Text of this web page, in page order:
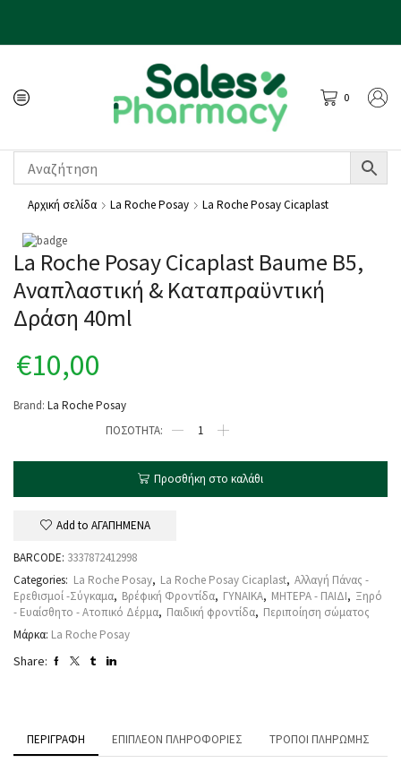
0
Αρχική σελίδα La Roche Posay La Roche Posay Cicaplast
La Roche Posay Cicaplast Baume B5,
Αναπλαστική & Καταπραϋντική
Δράση 40ml
€10,00
Brand: La Roche Posay
Προσθήκη στο καλάθι
Add to ΑΓΑΠΗΜΕΝΑ
BARCODE: 3337872412998
Categories: La Roche Posay, La Roche Posay Cicaplast, Αλλαγή Πάνας -
Ερεθισμοί -Σύγκαμα, Βρέφική Φροντίδα, ΓΥΝΑΙΚΑ, ΜΗΤΕΡΑ - ΠΑΙΔΙ, Ξηρό
- Ευαίσθητο - Ατοπικό Δέρμα, Παιδική φροντίδα, Περιποίηση σώματος
Μάρκα: La Roche Posay
Share:
ΠΕΡΙΓΡΑΦΉ ΕΠΙΠΛΈΟΝ ΠΛΗΡΟΦΟΡΊΕΣ ΤΡΌΠΟΙ ΠΛΗΡΩΜΉΣ